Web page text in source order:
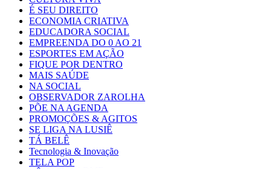
É SEU DIREITO
ECONOMIA CRIATIVA
EDUCADORA SOCIAL
EMPREENDA DO 0 AO 21
ESPORTES EM AÇÃO
FIQUE POR DENTRO
MAIS SAÚDE
NA SOCIAL
OBSERVADOR ZAROLHA
PÕE NA AGENDA
PROMOÇÕES & AGITOS
SE LIGA NA LUSIÊ
TÁ BELÊ
Tecnologia & Inovação
TELA POP